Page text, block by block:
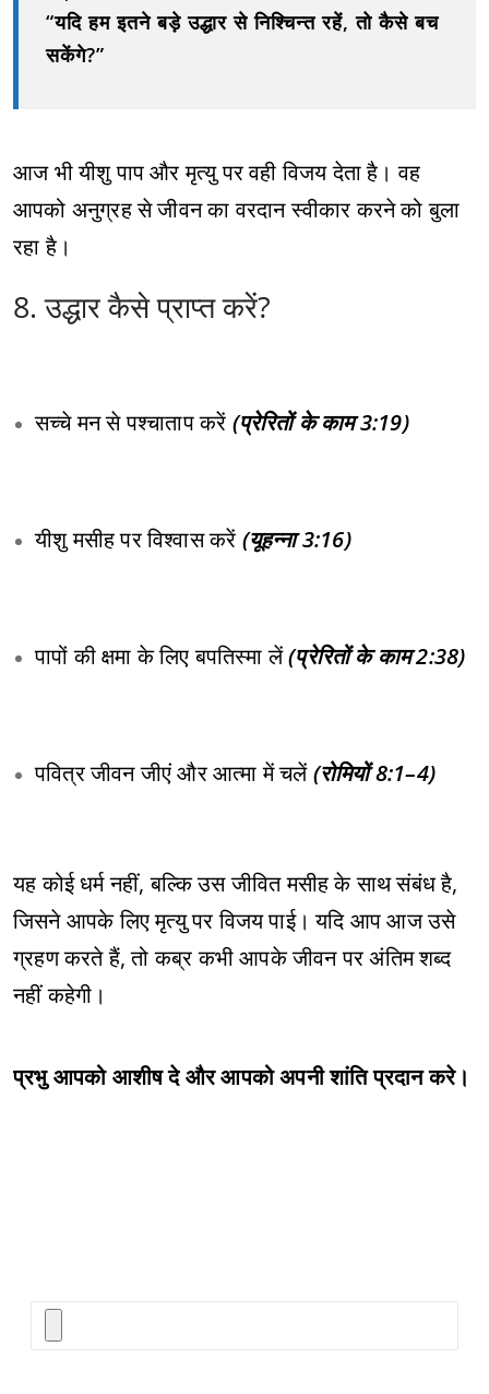
“यदि हम इतने बड़े उद्धार से निश्चिन्त रहें, तो कैसे बच
सकेंगे?”
आज भी यीशु पाप और मृत्यु पर वही विजय देता है। वह
आपको अनुग्रह से जीवन का वरदान स्वीकार करने को बुला
रहा है।
8. उद्धार कैसे प्राप्त करें?
सच्चे मन से पश्चाताप करें (प्रेरितों के काम 3:19)
यीशु मसीह पर विश्वास करें (यूहन्ना 3:16)
पापों की क्षमा के लिए बपतिस्मा लें(प्रेरितों के काम 2:38)
पवित्र जीवन जीएं और आत्मा में चलें(रोमियों 8:1–4)
यह कोई धर्म नहीं, बल्कि उस जीवित मसीह के साथ संबंध है,
जिसने आपके लिए मृत्यु पर विजय पाई। यदि आप आज उसे
ग्रहण करते हैं, तो कब्र कभी आपके जीवन पर अंतिम शब्द
नहीं कहेगी।
प्रभु आपको आशीष दे और आपको अपनी शांति प्रदान करे।